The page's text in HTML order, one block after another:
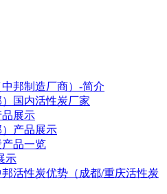
邦制造厂商）-简介
国内活性炭厂家
展示
产品展示
品一览
示
活性炭优势（成都/重庆活性炭